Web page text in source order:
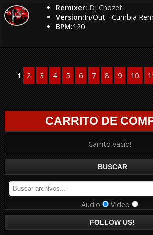
Remixer: Dj Chozet
Version:In/Out - Cumbia
BPM:120
1 2 3 4 5 6 7 8 9 10
CARRITO DE
Carrito vacio!
BUSCAR
Audio Video
FOLLOW US!